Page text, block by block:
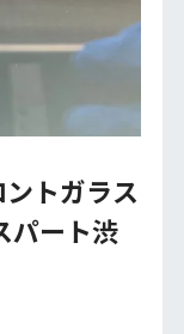
トガラス
パート渋